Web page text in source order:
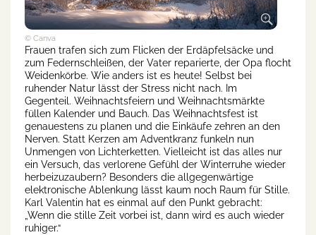
© Canva
Frauen trafen sich zum Flicken der Erdäpfelsäcke und
zum Federnschleißen, der Vater reparierte, der Opa flocht
Weidenkörbe. Wie anders ist es heute! Selbst bei
ruhender Natur lässt der Stress nicht nach. Im
Gegenteil. Weihnachtsfeiern und Weihnachtsmärkte
füllen Kalender und Bauch. Das Weihnachtsfest ist
genauestens zu planen und die Einkäufe zehren an den
Nerven. Statt Kerzen am Adventkranz funkeln nun
Unmengen von Lichterketten. Vielleicht ist das alles nur
ein Versuch, das verlorene Gefühl der Winterruhe wieder
herbeizuzaubern? Besonders die allgegenwärtige
elektronische Ablenkung lässt kaum noch Raum für Stille.
Karl Valentin hat es einmal auf den Punkt gebracht:
„Wenn die stille Zeit vorbei ist, dann wird es auch wieder
ruhiger.“